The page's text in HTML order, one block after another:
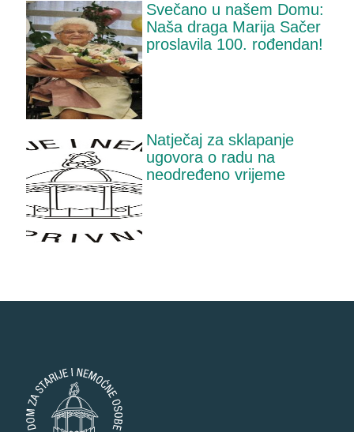
Svečano u našem Domu:
Naša draga Marija Sačer
proslavila 100. rođendan!
Natječaj za sklapanje
ugovora o radu na
neodređeno vrijeme